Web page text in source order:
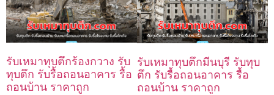
รับเหมาทุบตึกร้องกวาง รับ
ทุบตึก รับรื้อถอนอาคาร รื้อ
ถอนบ้าน ราคาถูก
รับเหมาทุบตึกมีนบุรี รับทุบ
ตึก รับรื้อถอนอาคาร รื้อ
ถอนบ้าน ราคาถูก